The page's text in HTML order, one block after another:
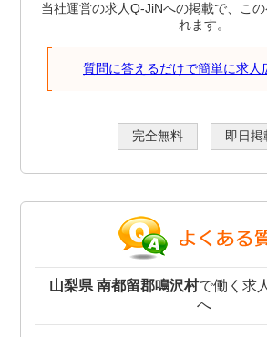
当社運営の求人Q-JiNへの掲載で、こ
れます。
質問に答えるだけで簡単に求人
完全無料 即日掲
山梨県 南都留郡鳴沢村で働く求
へ